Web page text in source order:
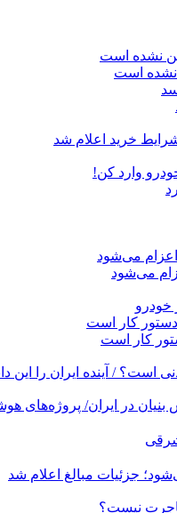
خرید اعلام شد
خودرو
کار است
در ایران/ پروژه‌های
جزئیات مبالغ اعلام شد
نیست؟